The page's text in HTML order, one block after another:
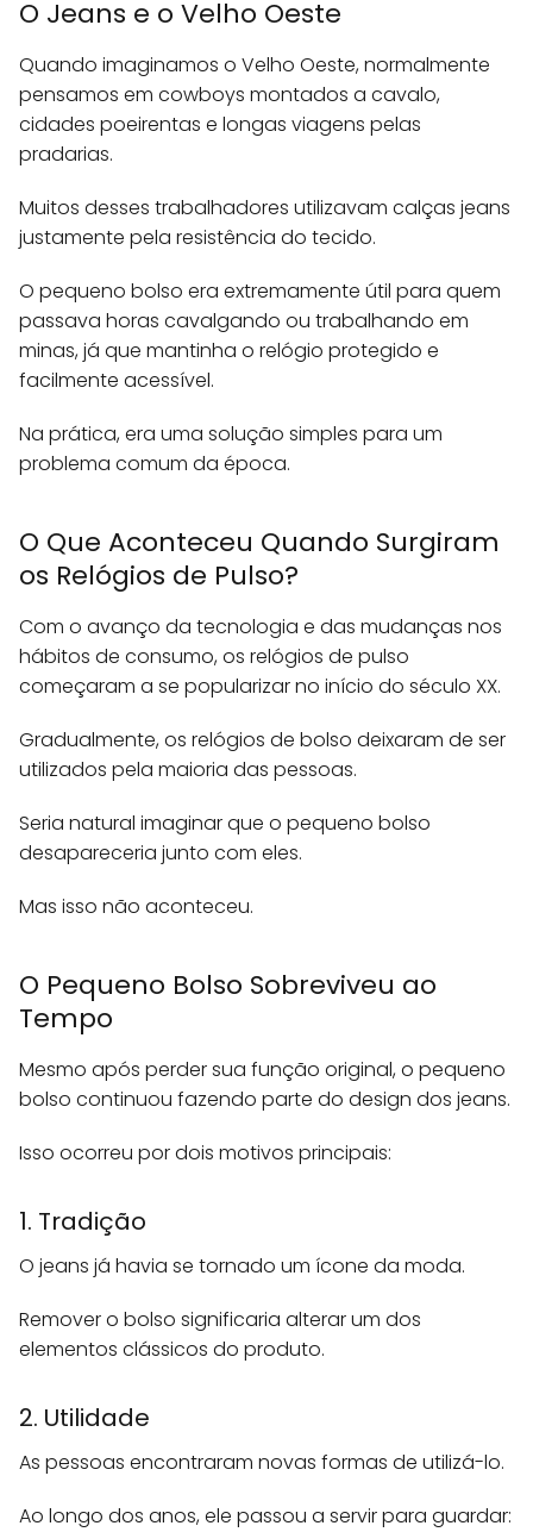
O Jeans e o Velho Oeste
Quando imaginamos o Velho Oeste, normalmente
pensamos em cowboys montados a cavalo,
cidades poeirentas e longas viagens pelas
pradarias.
Muitos desses trabalhadores utilizavam calças jeans
justamente pela resistência do tecido.
O pequeno bolso era extremamente útil para quem
passava horas cavalgando ou trabalhando em
minas, já que mantinha o relógio protegido e
facilmente acessível.
Na prática, era uma solução simples para um
problema comum da época.
O Que Aconteceu Quando Surgiram
os Relógios de Pulso?
Com o avanço da tecnologia e das mudanças nos
hábitos de consumo, os relógios de pulso
começaram a se popularizar no início do século XX.
Gradualmente, os relógios de bolso deixaram de ser
utilizados pela maioria das pessoas.
Seria natural imaginar que o pequeno bolso
desapareceria junto com eles.
Mas isso não aconteceu.
O Pequeno Bolso Sobreviveu ao
Tempo
Mesmo após perder sua função original, o pequeno
bolso continuou fazendo parte do design dos jeans.
Isso ocorreu por dois motivos principais:
1. Tradição
O jeans já havia se tornado um ícone da moda.
Remover o bolso significaria alterar um dos
elementos clássicos do produto.
2. Utilidade
As pessoas encontraram novas formas de utilizá-lo.
Ao longo dos anos, ele passou a servir para guardar: